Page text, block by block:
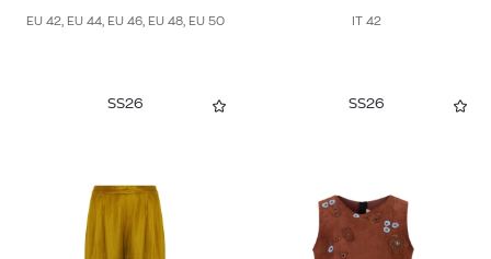
EU 42, EU 44, EU 46, EU 48, EU 50 IT 42
SS26 SS26